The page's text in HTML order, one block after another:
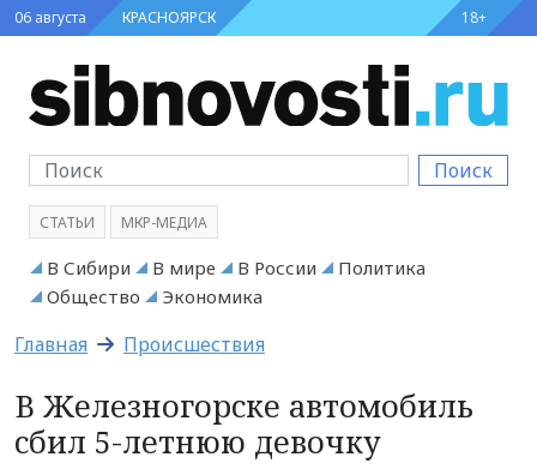
06 августа КРАСНОЯРСК 18+
Поиск
СТАТЬИ МКР-МЕДИА
В Сибири В мире В России
Политика
Общество
Экономика
Главная Происшествия
В Железногорске автомобиль
сбил 5-летнюю девочку